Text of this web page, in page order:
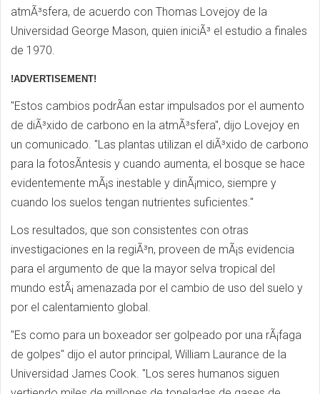
atmÃ³sfera, de acuerdo con Thomas Lovejoy de la
Universidad George Mason, quien iniciÃ³ el estudio a finales
de 1970.
!ADVERTISEMENT!
"Estos cambios podrÃ­an estar impulsados por el aumento
de diÃ³xido de carbono en la atmÃ³sfera", dijo Lovejoy en
un comunicado. "Las plantas utilizan el diÃ³xido de carbono
para la fotosÃ­ntesis y cuando aumenta, el bosque se hace
evidentemente mÃ¡s inestable y dinÃ¡mico, siempre y
cuando los suelos tengan nutrientes suficientes."
Los resultados, que son consistentes con otras
investigaciones en la regiÃ³n, proveen de mÃ¡s evidencia
para el argumento de que la mayor selva tropical del
mundo estÃ¡ amenazada por el cambio de uso del suelo y
por el calentamiento global.
"Es como para un boxeador ser golpeado por una rÃ¡faga
de golpes" dijo el autor principal, William Laurance de la
Universidad James Cook. "Los seres humanos siguen